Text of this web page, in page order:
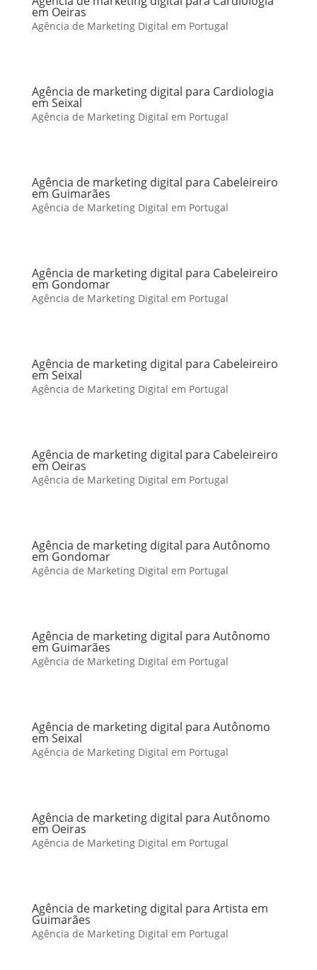
em Oeiras
Agência de Marketing Digital em Portugal
Agência de marketing digital para Cardiologia
em Seixal
Agência de Marketing Digital em Portugal
Agência de marketing digital para Cabeleireiro
em Guimarães
Agência de Marketing Digital em Portugal
Agência de marketing digital para Cabeleireiro
em Gondomar
Agência de Marketing Digital em Portugal
Agência de marketing digital para Cabeleireiro
em Seixal
Agência de Marketing Digital em Portugal
Agência de marketing digital para Cabeleireiro
em Oeiras
Agência de Marketing Digital em Portugal
Agência de marketing digital para Autônomo
em Gondomar
Agência de Marketing Digital em Portugal
Agência de marketing digital para Autônomo
em Guimarães
Agência de Marketing Digital em Portugal
Agência de marketing digital para Autônomo
em Seixal
Agência de Marketing Digital em Portugal
Agência de marketing digital para Autônomo
em Oeiras
Agência de Marketing Digital em Portugal
Agência de marketing digital para Artista em
Guimarães
Agência de Marketing Digital em Portugal